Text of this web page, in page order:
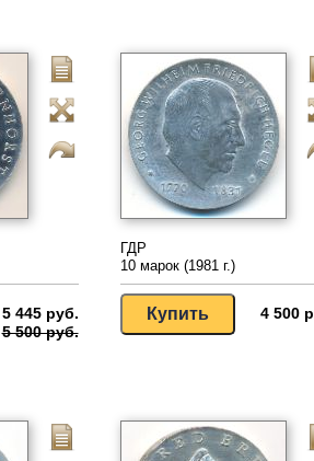
5 445 руб.
5 500 руб.
ГДР
10 марок (1981 г.)
4 500